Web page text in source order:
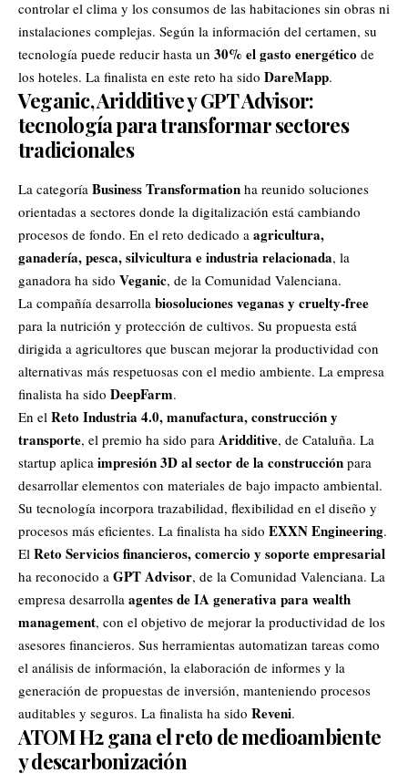
controlar el clima y los consumos de las habitaciones sin obras ni
instalaciones complejas. Según la información del certamen, su
tecnología puede reducir hasta un 30% el gasto energético de
los hoteles. La finalista en este reto ha sido DareMapp.
Veganic, Aridditive y GPT Advisor:
tecnología para transformar sectores
tradicionales
La categoría Business Transformation ha reunido soluciones
orientadas a sectores donde la digitalización está cambiando
procesos de fondo. En el reto dedicado a agricultura,
ganadería, pesca, silvicultura e industria relacionada, la
ganadora ha sido Veganic, de la Comunidad Valenciana.
La compañía desarrolla biosoluciones veganas y cruelty-free
para la nutrición y protección de cultivos. Su propuesta está
dirigida a agricultores que buscan mejorar la productividad con
alternativas más respetuosas con el medio ambiente. La empresa
finalista ha sido DeepFarm.
En el Reto Industria 4.0, manufactura, construcción y
transporte, el premio ha sido para Aridditive, de Cataluña. La
startup aplica impresión 3D al sector de la construcción para
desarrollar elementos con materiales de bajo impacto ambiental.
Su tecnología incorpora trazabilidad, flexibilidad en el diseño y
procesos más eficientes. La finalista ha sido EXXN Engineering.
El Reto Servicios financieros, comercio y soporte empresarial
ha reconocido a GPT Advisor, de la Comunidad Valenciana. La
empresa desarrolla agentes de IA generativa para wealth
management, con el objetivo de mejorar la productividad de los
asesores financieros. Sus herramientas automatizan tareas como
el análisis de información, la elaboración de informes y la
generación de propuestas de inversión, manteniendo procesos
auditables y seguros. La finalista ha sido Reveni.
ATOM H2 gana el reto de medioambiente
y descarbonización